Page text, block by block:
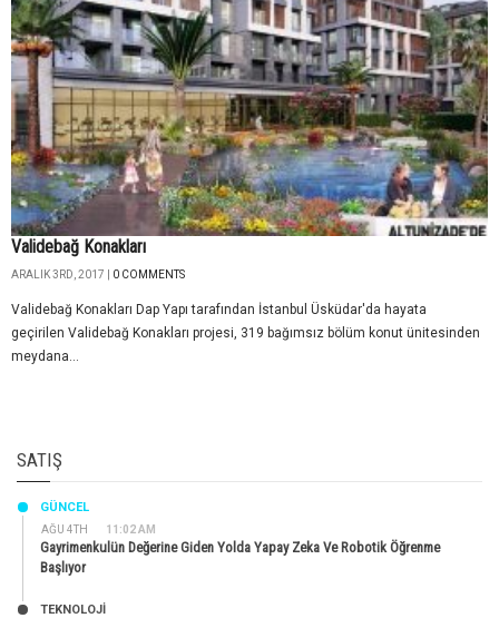
Validebağ Konakları
ARALIK 3RD, 2017 | 0 COMMENTS
Validebağ Konakları Dap Yapı tarafından İstanbul Üsküdar'da hayata
geçirilen Validebağ Konakları projesi, 319 bağımsız bölüm konut ünitesinden
meydana...
SATIŞ
AĞU 4TH 11:02 AM
GÜNCEL
Gayrimenkulün Değerine Giden Yolda Yapay Zeka Ve Robotik Öğrenme
Başlıyor
TEKNOLOJİ